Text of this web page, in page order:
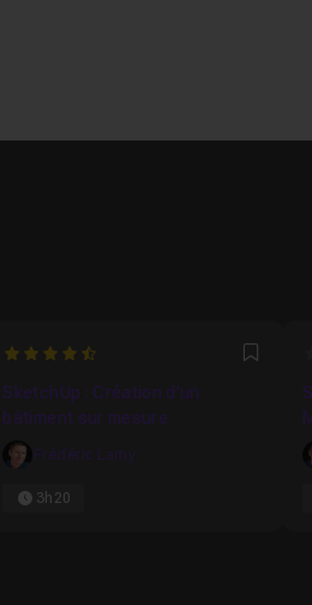
4.8 Favori
SketchUp : Création d'un
bâtiment sur mesure
Frédéric Lamy
3h20